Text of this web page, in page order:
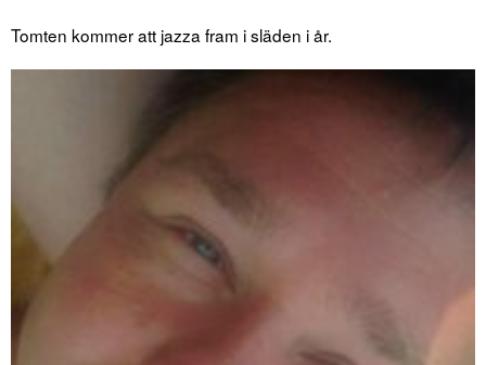
Tomten kommer att jazza fram i släden i år.